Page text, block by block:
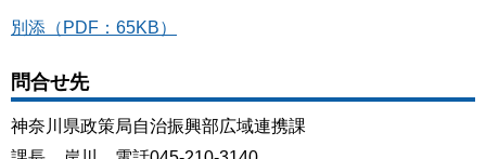
別添（PDF：65KB）
問合せ先
神奈川県政策局自治振興部広域連携課